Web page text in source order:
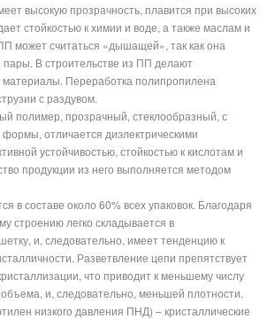
высокую прозрачность, плавится при высоких
стойкостью к химии и воде, а также маслам и
может считаться «дышащей», так как она
пары. В строительстве из ПП делают
Переработка полипропилена
с раздувом.
полимер, прозрачный, стеклообразный, с
отличается диэлектрическими
устойчивостью, стойкостью к кислотам и
продукции из него выполняется методом
в составе около 60% всех упаковок. Благодаря
строению легко складывается в
и, следовательно, имеет тенденцию к
Разветвление цепи препятствует
что приводит к меньшему числу
и, следовательно, меньшей плотности.
низкого давления ПНД) – кристаллические